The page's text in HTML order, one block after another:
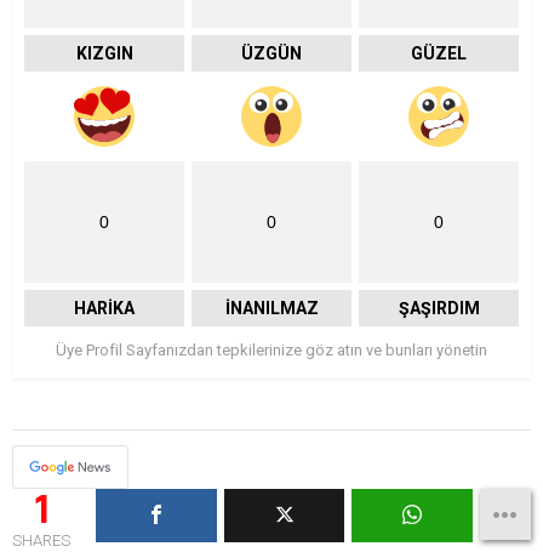
KIZGIN ÜZGÜN GÜZEL
0
HARIKA
0
İNANILMAZ
0
ŞAŞIRDIM
Üye Profil Sayfanızdan tepkilerinize göz atın ve bunları yönetin
1
SHARES